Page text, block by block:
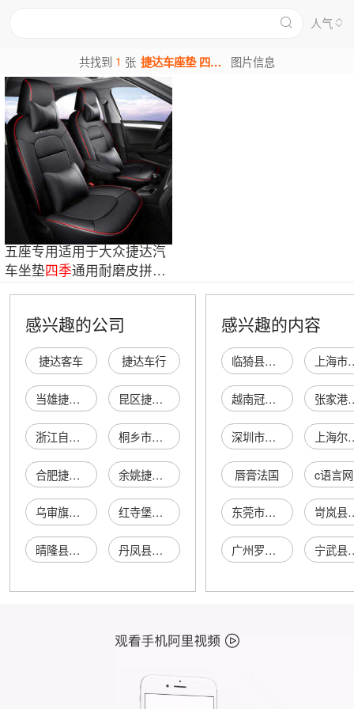
人气
共找到 1 张 捷达车座垫 四季 通用图片 图片信息
五座专用适用于大众捷达汽
车坐垫四季通用耐磨皮拼中
感兴趣的公司
捷达客车 捷达车行
当雄捷达拖车 昆区捷达车行
浙江自行车市场捷达车行 桐乡市捷达车行
合肥捷达自行车商行 余姚捷达自行车店
乌审旗捷达车行 红寺堡捷达车行
晴隆县捷达车行 丹凤县捷达车行
感兴趣的内容
临猗县北辛吉吉烟花爆竹专营店 上海市浦东新
越南冠军商贸劳务生产责任有限公司天津代表处 张家港市
深圳市精而美纸品包装有限公司 上海尔
唇膏法国
东莞市万杰服饰有限公司 岢岚县
广州罗格朗皮具有限公司 宁武县